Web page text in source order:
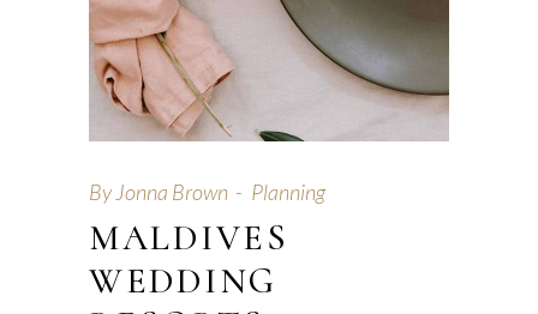
By Jonna Brown Planning
MALDIVES
WEDDING